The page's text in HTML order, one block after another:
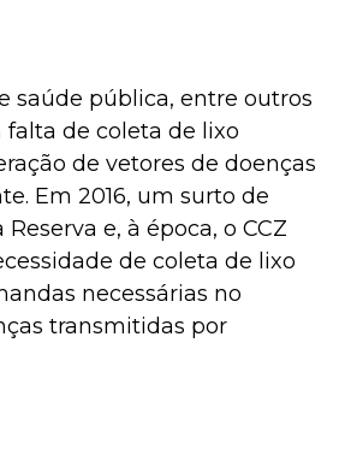
saúde pública, entre outros
de coleta de lixo
de vetores de doenças
Em 2016, um surto de
e, à época, o CCZ
de coleta de lixo
necessárias no
transmitidas por